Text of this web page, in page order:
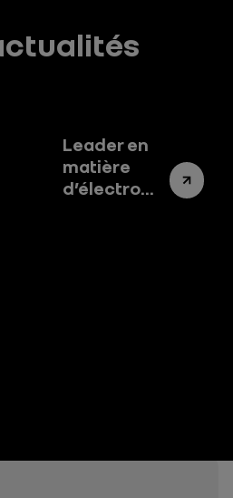
Leader en
matière
d’électromobilité,